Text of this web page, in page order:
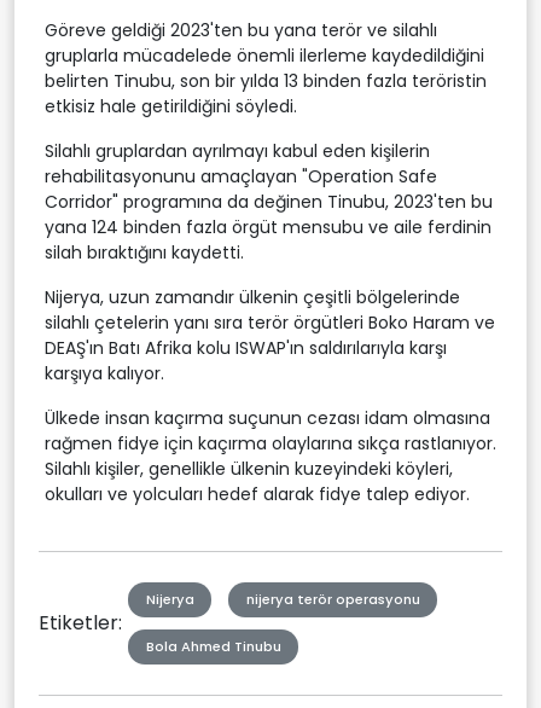
Göreve geldiği 2023'ten bu yana terör ve silahlı
gruplarla mücadelede önemli ilerleme kaydedildiğini
belirten Tinubu, son bir yılda 13 binden fazla teröristin
etkisiz hale getirildiğini söyledi.
Silahlı gruplardan ayrılmayı kabul eden kişilerin
rehabilitasyonunu amaçlayan "Operation Safe
Corridor" programına da değinen Tinubu, 2023'ten bu
yana 124 binden fazla örgüt mensubu ve aile ferdinin
silah bıraktığını kaydetti.
Nijerya, uzun zamandır ülkenin çeşitli bölgelerinde
silahlı çetelerin yanı sıra terör örgütleri Boko Haram ve
DEAŞ'ın Batı Afrika kolu ISWAP'ın saldırılarıyla karşı
karşıya kalıyor.
Ülkede insan kaçırma suçunun cezası idam olmasına
rağmen fidye için kaçırma olaylarına sıkça rastlanıyor.
Silahlı kişiler, genellikle ülkenin kuzeyindeki köyleri,
okulları ve yolcuları hedef alarak fidye talep ediyor.
Etiketler:
Nijerya nijerya terör operasyonu
Bola Ahmed Tinubu